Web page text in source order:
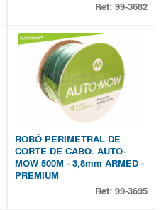
Ref: 99-3682
ROBÔ PERIMETRAL DE
CORTE DE CABO. AUTO-
MOW 500M - 3,8mm ARMED -
PREMIUM
Ref: 99-3695